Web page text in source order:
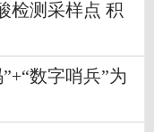
检测采样点 积
数字哨兵”为